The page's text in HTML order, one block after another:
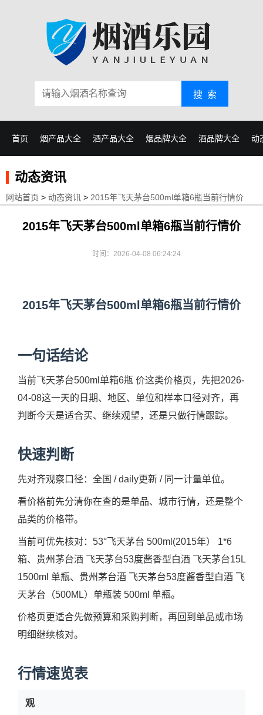
搜 索
首页 烟产品大全 酒产品大全 烟品牌大全 酒品牌大全 动
动态资讯
网站首页 > 动态资讯 > 2015年飞天茅台500ml单箱6瓶当前行情价
2015年飞天茅台500ml单箱6瓶当前行情价
时间：2026-04-08 06:24:24
2015年飞天茅台500ml单箱6瓶当前行情价
一句话结论
当前飞天茅台500ml单箱6瓶 价这类价格页，先把2026-
04-08这一天的日期、地区、单位和样本口径对齐，再
判断今天是适合买、继续观望，还是只做行情跟踪。
快速判断
先对齐观察口径：全国 / daily更新 / 同一计量单位。
看价格前先分清你在查的是单品、城市行情，还是整个
品类的价格带。
当前可优先核对：53°飞天茅台 500ml(2015年） 1*6
箱、贵州茅台酒 飞天茅台53度酱香型白酒 飞天茅台15L
1500ml 单瓶、贵州茅台酒 飞天茅台53度酱香型白酒 飞
天茅台（500ML）单瓶装 500ml 单瓶。
价格页更适合先做预算和采购判断，再回到单品或市场
明细继续核对。
行情速览表
观